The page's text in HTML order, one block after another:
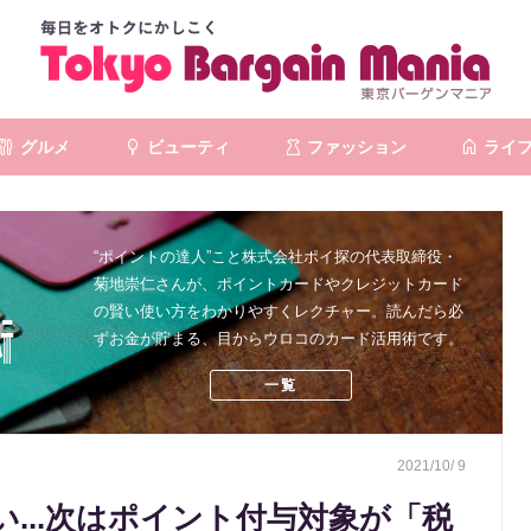
グルメ ビューティ ファッション ライフ
“ポイントの達人”こと株式会社ポイ探の代表取締役・
菊地崇仁さんが、ポイントカードやクレジットカード
の賢い使い方をわかりやすくレクチャー。読んだら必
ずお金が貯まる、目からウロコのカード活用術です。
一覧
2021/10/ 9
...次はポイント付与対象が「税